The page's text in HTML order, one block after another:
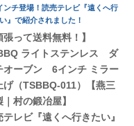
ンチ登場！読売テレビ『遠くへ行
』で紹介されました！
張って送料無料！】
ライトステンレス ダ
オーブン 6インチ ミラー
げ（TSBBQ-011）【燕三
｜村の鍛冶屋】
テレビ『遠くへ行きたい』